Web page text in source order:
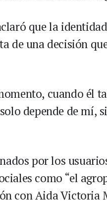
que la
de una decisión
cuando él
depende de mí,
por los
como “el
con Aida Victoria